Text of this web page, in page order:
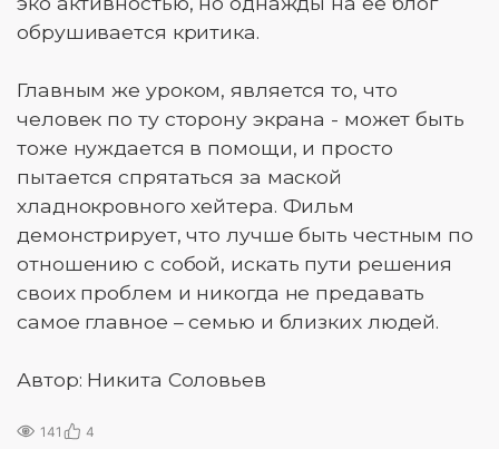
обрушивается критика.
Главным же уроком, является то, что
человек по ту сторону экрана - может быть
тоже нуждается в помощи, и просто
пытается спрятаться за маской
хладнокровного хейтера. Фильм
демонстрирует, что лучше быть честным по
отношению с собой, искать пути решения
своих проблем и никогда не предавать
самое главное – семью и близких людей.
Автор: Никита Соловьев
141 4